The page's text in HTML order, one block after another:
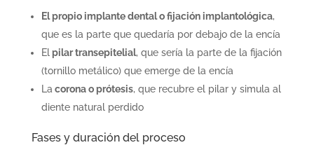
El propio implante dental o fijación implantológica,
que es la parte que quedaría por debajo de la encía
Elpilar transepitelial, que sería la parte de la fijación
(tornillo metálico) que emerge de la encía
La corona o prótesis, que recubre el pilar y simula al
diente natural perdido
Fases y duración del proceso